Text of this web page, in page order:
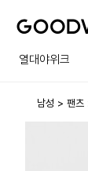
열대야위크
남성 팬츠